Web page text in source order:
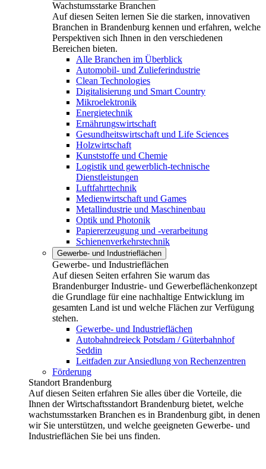
Wachstumsstarke Branchen
Auf diesen Seiten lernen Sie die starken, innovativen
Branchen in Brandenburg kennen und erfahren, welche
Perspektiven sich Ihnen in den verschiedenen
Bereichen bieten.
Alle Branchen im Überblick
Automobil- und Zulieferindustrie
Clean Technologies
Digitalisierung und Smart Country
Mikroelektronik
Energietechnik
Ernährungswirtschaft
Gesundheitswirtschaft und Life Sciences
Holzwirtschaft
Kunststoffe und Chemie
Logistik und gewerblich-technische
Dienstleistungen
Luftfahrttechnik
Medienwirtschaft und Games
Metallindustrie und Maschinenbau
Optik und Photonik
Papiererzeugung und -verarbeitung
Schienenverkehrstechnik
Gewerbe- und Industrieflächen
Gewerbe- und Industrieflächen
Auf diesen Seiten erfahren Sie warum das
Brandenburger Industrie- und Gewerbeflächenkonzept
die Grundlage für eine nachhaltige Entwicklung im
gesamten Land ist und welche Flächen zur Verfügung
stehen.
Gewerbe- und Industrieflächen
Autobahndreieck Potsdam / Güterbahnhof
Seddin
Leitfaden zur Ansiedlung von Rechenzentren
Förderung
Standort Brandenburg
Auf diesen Seiten erfahren Sie alles über die Vorteile, die
Ihnen der Wirtschaftsstandort Brandenburg bietet, welche
wachstumsstarken Branchen es in Brandenburg gibt, in denen
wir Sie unterstützen, und welche geeigneten Gewerbe- und
Industrieflächen Sie bei uns finden.